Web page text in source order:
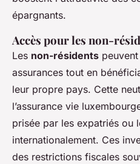
épargnants.
Accès pour les non-
Les non-résidents
assurances tout en
leur propre pays. Cette
l’assurance vie
prisée par les expatriés ou
internationalement. Ces
des restrictions fiscales